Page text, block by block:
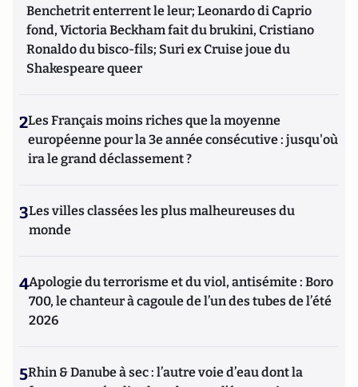
Benchetrit enterrent le leur; Leonardo di Caprio
fond, Victoria Beckham fait du brukini, Cristiano
Ronaldo du bisco-fils; Suri ex Cruise joue du
Shakespeare queer
2Les Français moins riches que la moyenne
européenne pour la 3e année consécutive : jusqu'où
ira le grand déclassement ?
3Les villes classées les plus malheureuses du
monde
4Apologie du terrorisme et du viol, antisémite : Boro
700, le chanteur à cagoule de l’un des tubes de l’été
2026
5Rhin & Danube à sec : l’autre voie d’eau dont la